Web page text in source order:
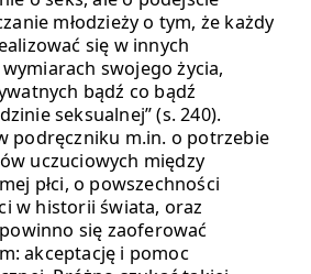
młodzieży o tym, że każdy
się w innych
swojego życia,
bądź co bądź
seksualnej” (s. 240).
podręczniku m.in. o potrzebie
uczuciowych między
płci, o powszechności
w historii świata, oraz
się zaoferować
akceptację i pomoc